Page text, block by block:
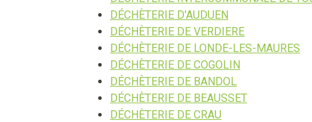
DÉCHÈTERIE D'AUDUEN
DÉCHÈTERIE DE VERDIERE
DÉCHÈTERIE DE LONDE-LES-MAURES
DÉCHÈTERIE DE COGOLIN
DÉCHÈTERIE DE BANDOL
DÉCHÈTERIE DE BEAUSSET
DÉCHÈTERIE DE CRAU